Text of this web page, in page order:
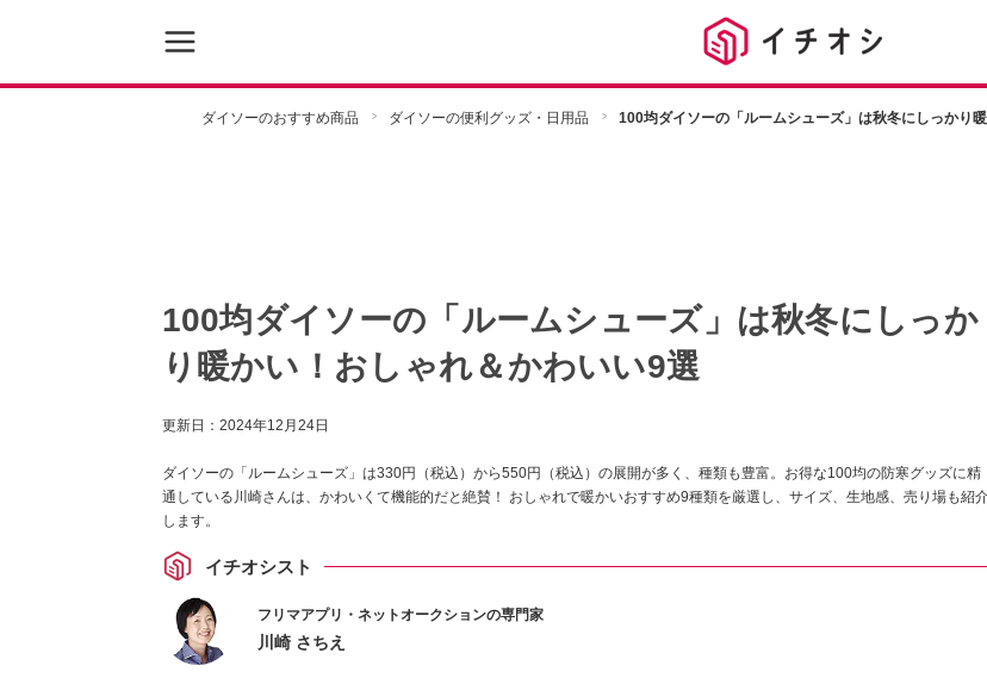
ダイソーのおすすめ商品 ダイソーの便利グッズ・日用品 100均ダイソーの「ルームシューズ」は秋冬にしっかり
100均ダイソーの「ルームシューズ」は秋冬にしっか
り暖かい！おしゃれ＆かわいい9選
更新日： 2024年12月24日
ダイソーの「ルームシューズ」は330円（税込）から550円（税込）の展開が多く、種類も豊富。お得な100均の防寒グッズに精
通している川崎さんは、かわいくて機能的だと絶賛！ おしゃれで暖かいおすすめ9種類を厳選し、サイズ、生地感、売り場も紹
します。
イチオシスト
フリマアプリ・ネットオークションの専門家
川崎 さちえ